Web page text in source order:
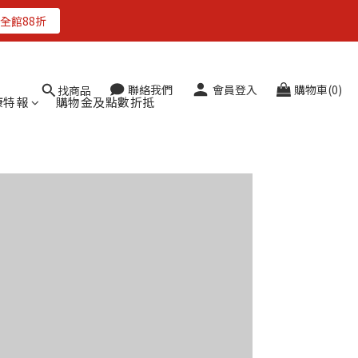
館88折
找商品 聯絡我們 會員登入 購物車(0)
特報 購物金及點數折抵